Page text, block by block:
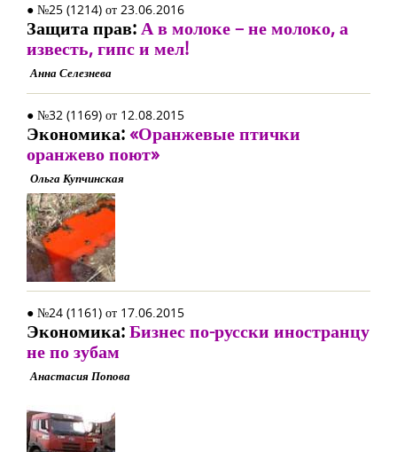
● №25 (1214) от 23.06.2016
Защита прав:А в молоке – не молоко, а
известь, гипс и мел!
Анна Селезнева
● №32 (1169) от 12.08.2015
Экономика:«Оранжевые птички
оранжево поют»
Ольга Купчинская
● №24 (1161) от 17.06.2015
Экономика:Бизнес по-русски иностранцу
не по зубам
Анастасия Попова